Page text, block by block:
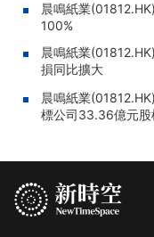
晨鳴紙業
100%
晨鳴紙業
損同比擴大
晨鳴紙業
標公司33.36億元股